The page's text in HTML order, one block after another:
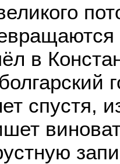
в
спустя,